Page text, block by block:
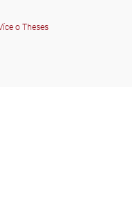
o Theses